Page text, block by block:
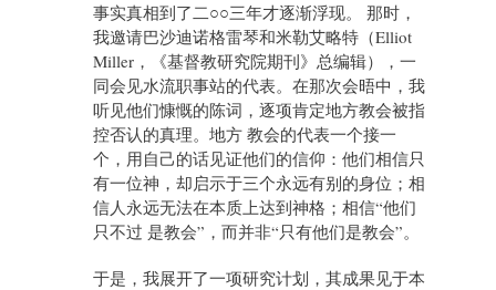
事实真相到了二○○三年才逐渐浮现。 那时，
我邀请巴沙迪诺格雷琴和米勒艾略特（Elliot
Miller，《基督教研究院期刊》总编辑），一
同会见水流职事站的代表。在那次会晤中，我
听见他们慷慨的陈词，逐项肯定地方教会被指
控否认的真理。地方 教会的代表一个接一
个，用自己的话见证他们的信仰：他们相信只
有一位神，却启示于三个永远有别的身位；相
信人永远无法在本质上达到神格；相信“他们
只不过 是教会”，而并非“只有他们是教会”。
于是，我展开了一项研究计划，其成果见于本